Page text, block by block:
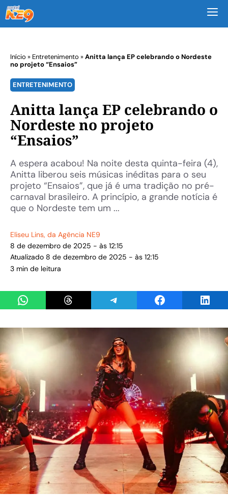
Início » Entretenimento »Anitta lança EP celebrando o Nordeste
no projeto “Ensaios”
ENTRETENIMENTO
Anitta lança EP celebrando o
Nordeste no projeto
“Ensaios”
A espera acabou! Na noite desta quinta-feira (4),
Anitta liberou seis músicas inéditas para o seu
projeto “Ensaios”, que já é uma tradição no pré-
carnaval brasileiro. A princípio, a grande notícia é
que o Nordeste tem um ...
Eliseu Lins, da Agência NE9
8 de dezembro de 2025 - às 12:15
Atualizado 8 de dezembro de 2025 - às 12:15
3 min de leitura
Share on WhatsAppShare on ThreadsShare on TelegramShare on Facebook